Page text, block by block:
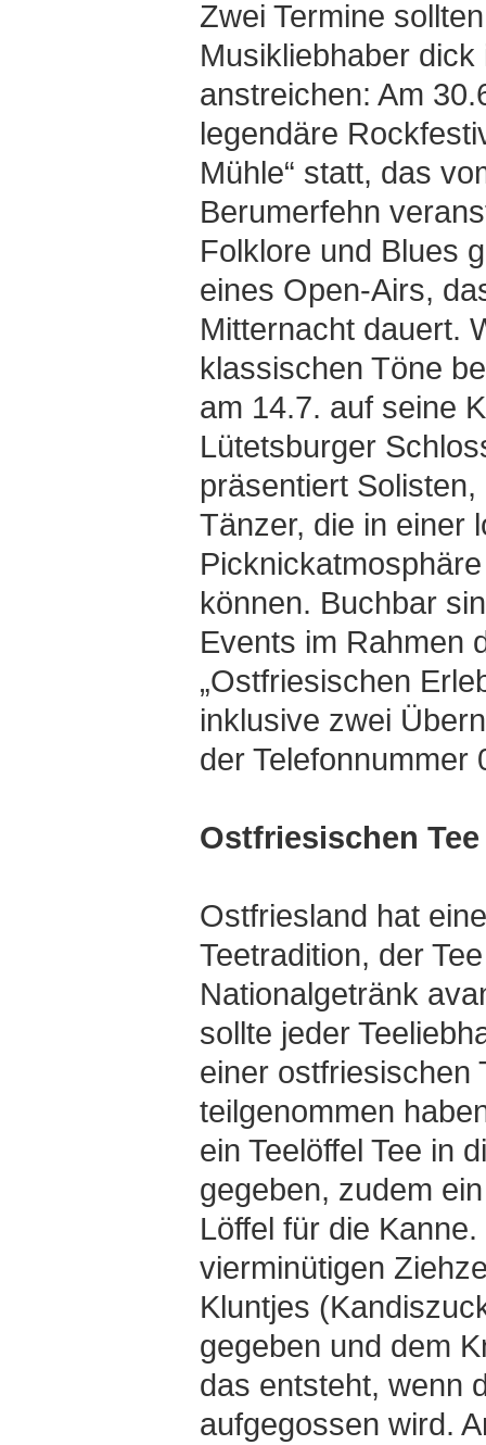
Zwei Termine
Musikliebhaber dick
anstreichen: Am
legendäre
Mühle“ statt, das
Berumerfehn
Folklore und Blues
eines Open-Airs,
Mitternacht dauert.
klassischen Töne
am 14.7. auf seine
Lütetsburger
präsentiert
Tänzer, die in einer
können. Buchbar
Events im Rahmen
„Ostfriesischen
inklusive zwei
der Telefonnummer
Ostfriesischen
Ostfriesland hat
Teetradition, der
Nationalgetränk
sollte jeder
einer ostfriesischen
teilgenommen
ein Teelöffel Tee in
gegeben, zudem
Löffel für die
vierminütigen
Kluntjes
gegeben und dem
das entsteht, wenn
aufgegossen wird.